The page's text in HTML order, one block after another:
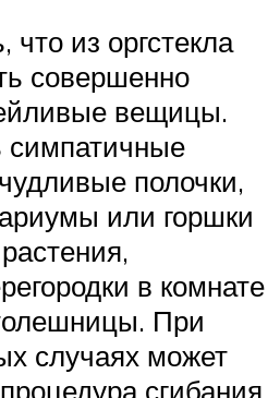
что из оргстекла
совершенно
вещицы.
симпатичные
полочки,
или горшки
в комнате
При
случаях может
сгибания